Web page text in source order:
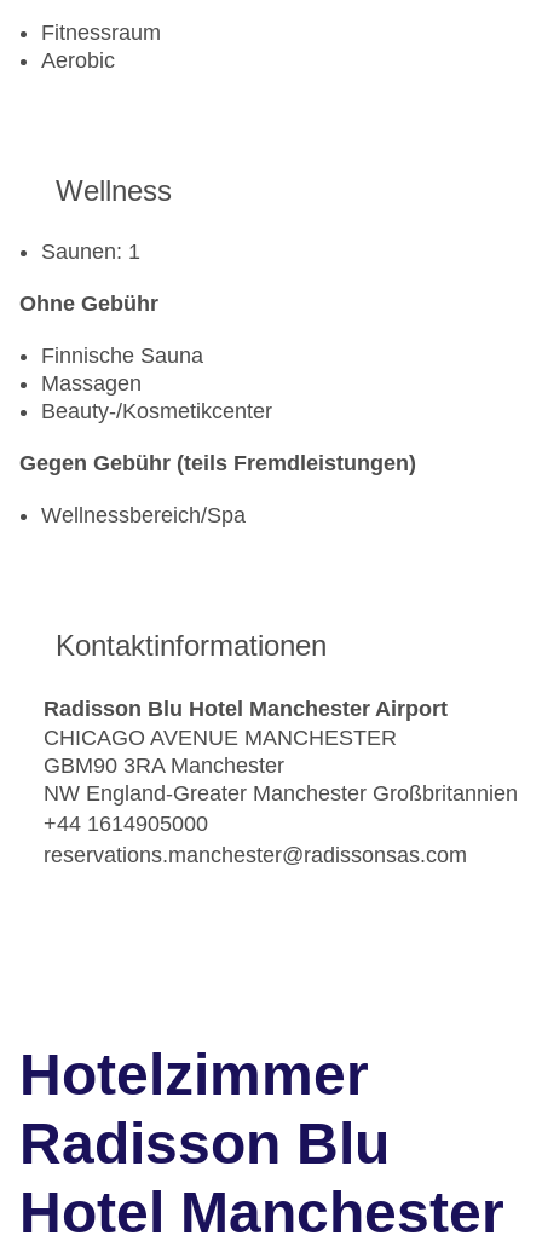
Fitnessraum
Aerobic
Wellness
Saunen: 1
Ohne Gebühr
Finnische Sauna
Massagen
Beauty-/Kosmetikcenter
Gegen Gebühr (teils Fremdleistungen)
Wellnessbereich/Spa
Kontaktinformationen
Radisson Blu Hotel Manchester Airport
CHICAGO AVENUE MANCHESTER
GBM90 3RA Manchester
NW England-Greater Manchester Großbritannien
+44 1614905000
reservations.manchester@radissonsas.com
Hotelzimmer
Radisson Blu
Hotel Manchester